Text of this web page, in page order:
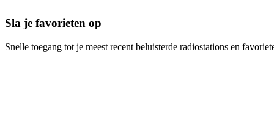
Sla je favorieten op
Snelle toegang tot je meest recent beluisterde radiostations en